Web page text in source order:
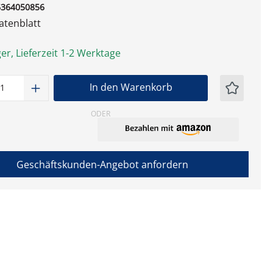
Lieferzeit 1-2 Werktage
Anzahl: Gib den gewünschten Wert
In den Warenkorb
ODER
Geschäftskunden-Angebot anfordern